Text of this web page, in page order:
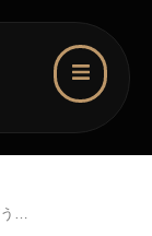
ドバイの不動産売却益は日本でどう課税される？譲渡所得の計算と確認したい費用